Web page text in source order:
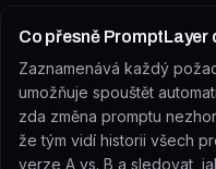
Co přesně PromptLayer
Zaznamenává každý
umožňuje spouštět
zda změna promptu
že tým vidí historii všech
verze A vs. B a sledovat,